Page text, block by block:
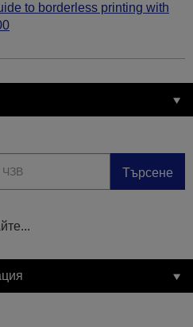
to borderless printing with
Търсене